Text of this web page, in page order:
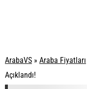
ArabaVS » Araba Fiyatları
Açıklandı!